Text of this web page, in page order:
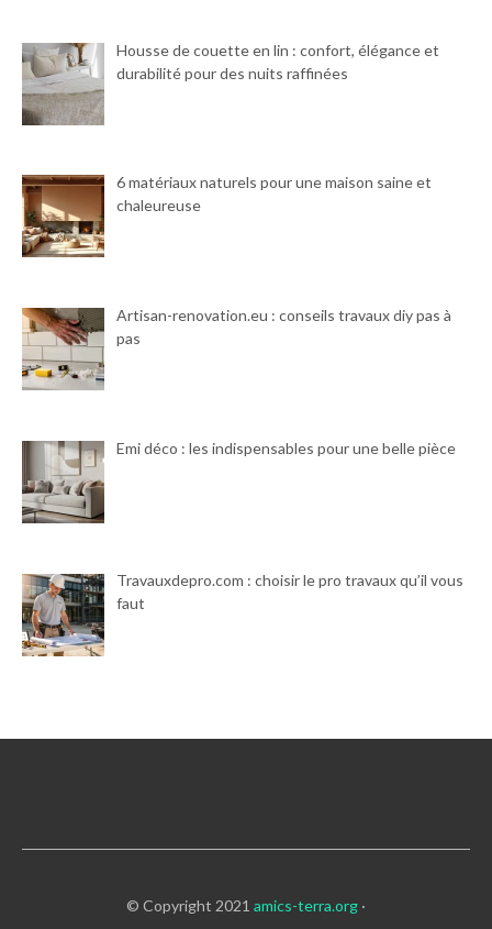
Housse de couette en lin : confort, élégance et
durabilité pour des nuits raffinées
6 matériaux naturels pour une maison saine et
chaleureuse
Artisan-renovation.eu : conseils travaux diy pas à
pas
Emi déco : les indispensables pour une belle pièce
Travauxdepro.com : choisir le pro travaux qu’il vous
faut
© Copyright 2021 amics-terra.org ·